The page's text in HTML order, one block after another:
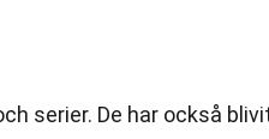
serier. De har också